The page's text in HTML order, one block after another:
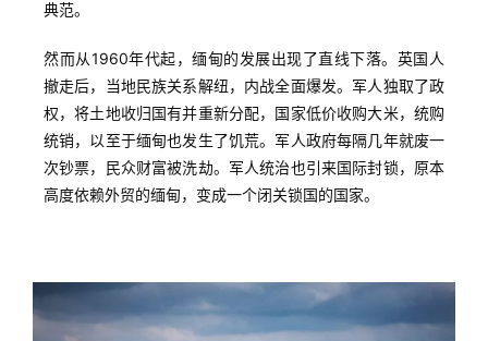
例
拆
典范。
然而从1960年代起，缅甸的发展出现了直线下落。英国人
撤走后，当地民族关系解纽，内战全面爆发。军人独取了政
权，将土地收归国有并重新分配，国家低价收购大米，统购
统销，以至于缅甸也发生了饥荒。军人政府每隔几年就废一
次钞票，民众财富被洗劫。军人统治也引来国际封锁，原本
高度依赖外贸的缅甸，变成一个闭关锁国的国家。